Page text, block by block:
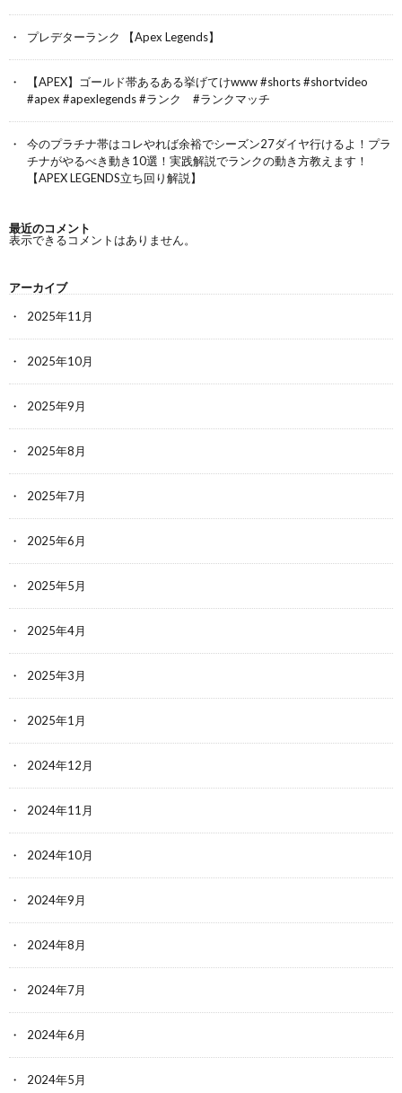
プレデターランク 【Apex Legends】
【APEX】ゴールド帯あるある挙げてけwww #shorts #shortvideo
#apex #apexlegends #ランク #ランクマッチ
今のプラチナ帯はコレやれば余裕でシーズン27ダイヤ行けるよ！プラ
チナがやるべき動き10選！実践解説でランクの動き方教えます！
【APEX LEGENDS立ち回り解説】
最近のコメント
表示できるコメントはありません。
アーカイブ
2025年11月
2025年10月
2025年9月
2025年8月
2025年7月
2025年6月
2025年5月
2025年4月
2025年3月
2025年1月
2024年12月
2024年11月
2024年10月
2024年9月
2024年8月
2024年7月
2024年6月
2024年5月